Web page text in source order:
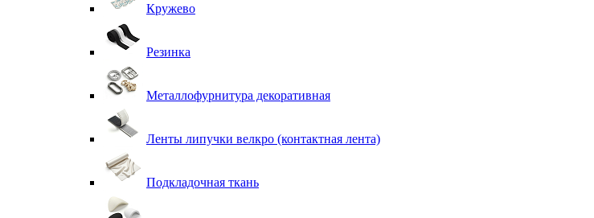
Кружево
Резинка
Металлофурнитура декоративная
Ленты липучки велкро (контактная лента)
Подкладочная ткань